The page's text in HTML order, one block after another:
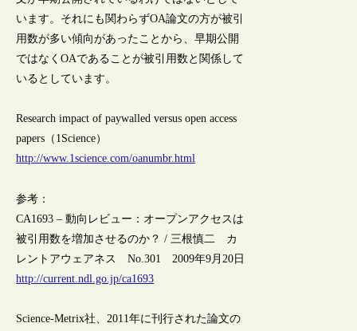
います。それにも関わらずOA論文の方が被引
用数が多い傾向があったことから、早期公開
ではなくOAであることが被引用数と関係して
いるとしています。
Research impact of paywalled versus open access
papers（1Science）
http://www.1science.com/oanumbr.html
参考：
CA1693 – 動向レビュー：オープンアクセスは
被引用数を増加させるのか？ / 三根慎二 カ
レントアウェアネス No.301 2009年9月20日
http://current.ndl.go.jp/ca1693
Science-Metrix社、2011年に刊行された論文の